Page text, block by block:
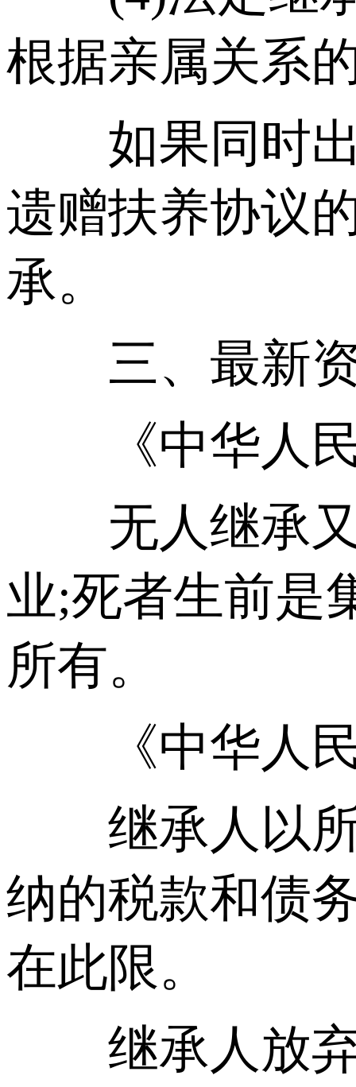
根据亲属关系
如果同时出
遗赠扶养协议
承。
三、最新资
《中华人民
无人继承又
业;死者生前是
所有。
《中华人民
继承人以所
纳的税款和债
在此限。
继承人放弃